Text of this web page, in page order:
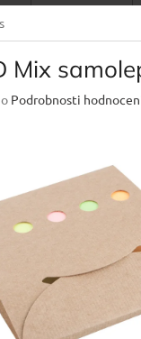
Mix
Podrobnosti